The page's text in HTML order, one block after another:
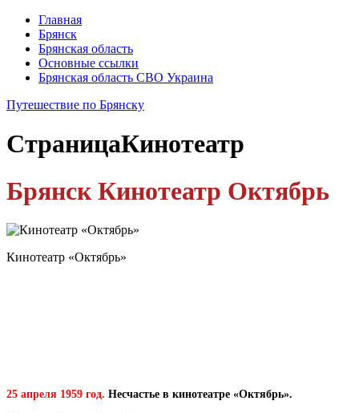
Главная
Брянск
Брянская область
Основные ссылки
Брянская область СВО Украина
Путешествие по Брянску
СтраницаКинотеатр
Брянск Кинотеатр Октябрь
Кинотеатр «Октябрь»
25 апреля 1959 год. Несчастье в кинотеатре «Октябрь».